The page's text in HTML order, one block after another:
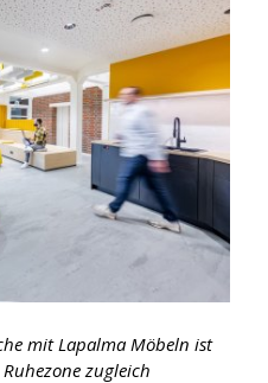
mit Lapalma Möbeln ist
zugleich